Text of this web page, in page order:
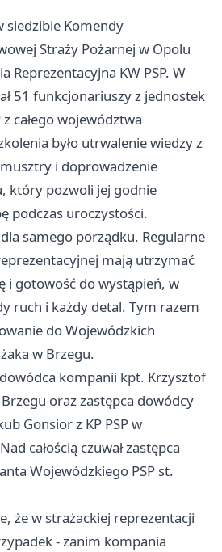
siedzibie Komendy
Straży Pożarnej w Opolu
Reprezentacyjna KW PSP. W
51 funkcjonariuszy z jednostek
całego województwa
było utrwalenie wiedzy z
i doprowadzenie
który pozwoli jej godnie
podczas uroczystości.
samego porządku. Regularne
mają utrzymać
i gotowość do wystąpień, w
ruch i każdy detal. Tym razem
do Wojewódzkich
w Brzegu.
kompanii kpt. Krzysztof
Brzegu oraz zastępca dowódcy
Gonsior z KP PSP w
całością czuwał zastępca
Wojewódzkiego PSP st.
że w strażackiej reprezentacji
- zanim kompania